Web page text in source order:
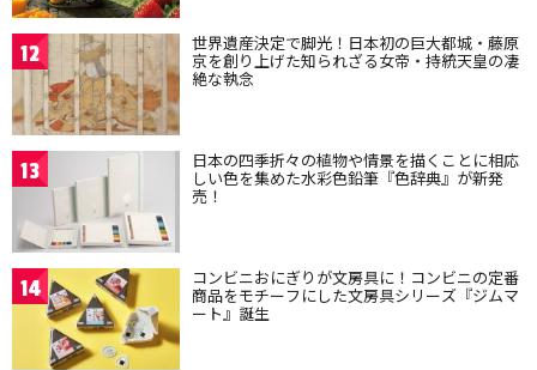
12 世界遺産決定で脚光！日本初の巨大都城・藤原
京を創り上げた知られざる女帝・持統天皇の凄
絶な執念
13 日本の四季折々の植物や情景を描くことに相応
しい色を集めた水彩色鉛筆『色辞典』が新発
売！
14 コンビニおにぎりが文房具に！コンビニの定番
商品をモチーフにした文房具シリーズ『ジムマ
ート』誕生